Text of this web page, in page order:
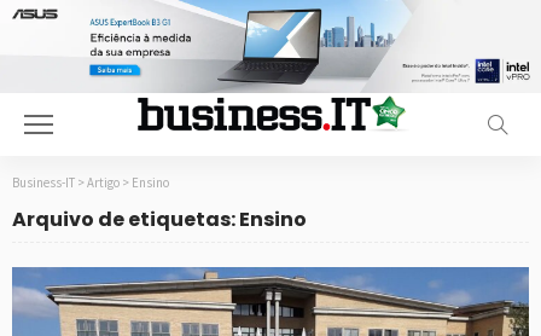
Business-IT > Artigo > Ensino
Arquivo de etiquetas: Ensino